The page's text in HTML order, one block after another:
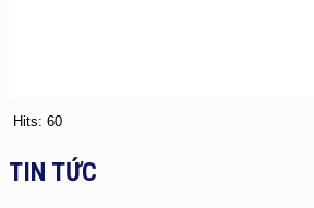
Hits: 60
TIN TỨC